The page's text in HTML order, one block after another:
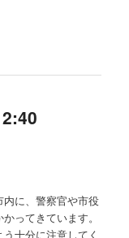
に、警察官や市役
ってきています。
十分に注意してく